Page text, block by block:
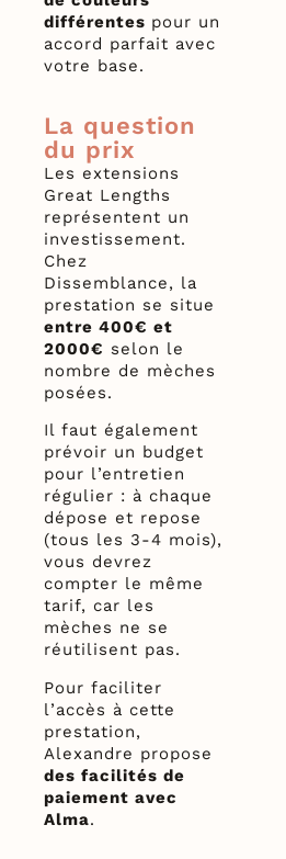
différentes pour un
accord parfait avec
votre base.
La question
du prix
Les extensions
Great Lengths
représentent un
investissement.
Chez
Dissemblance, la
prestation se situe
entre 400€ et
2000€ selon le
nombre de mèches
posées.
Il faut également
prévoir un budget
pour l’entretien
régulier : à chaque
dépose et repose
(tous les 3-4 mois),
vous devrez
compter le même
tarif, car les
mèches ne se
réutilisent pas.
Pour faciliter
l’accès à cette
prestation,
Alexandre propose
des facilités de
paiement avec
Alma.